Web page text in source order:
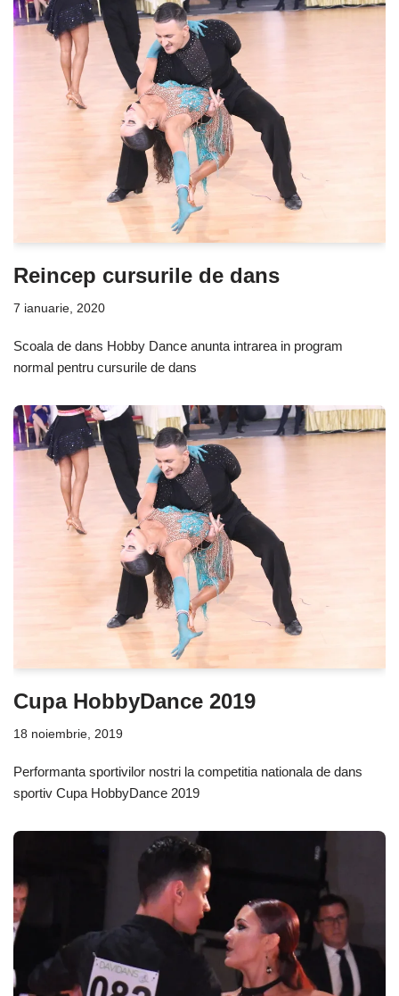
Reincep cursurile de dans
7 ianuarie, 2020
Scoala de dans Hobby Dance anunta intrarea in program
normal pentru cursurile de dans
Cupa HobbyDance 2019
18 noiembrie, 2019
Performanta sportivilor nostri la competitia nationala de dans
sportiv Cupa HobbyDance 2019